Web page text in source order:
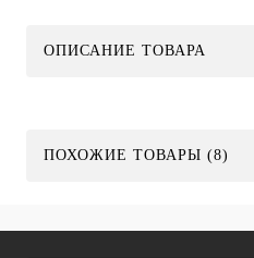
ОПИСАНИЕ ТОВАРА
ПОХОЖИЕ ТОВАРЫ (8)